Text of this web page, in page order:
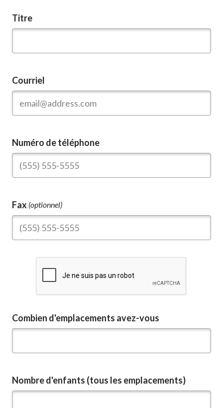
Titre
Courriel
Numéro de téléphone
Fax (optionnel)
Combien d'emplacements avez-vous
Nombre d'enfants (tous les emplacements)